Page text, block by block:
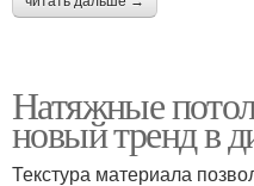
Натяжные
новый тренд в
Текстура материала